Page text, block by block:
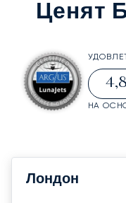
Ценят
4,8
НА
Лондон